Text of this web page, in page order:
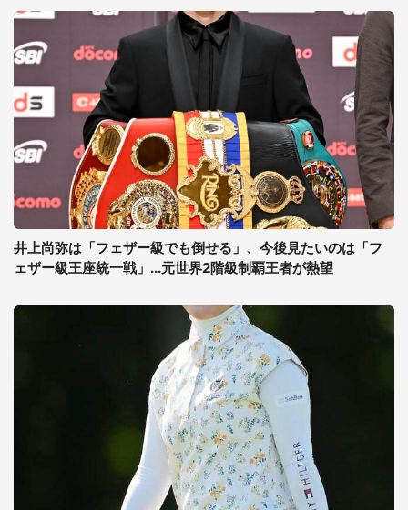
井上尚弥は「フェザー級でも倒せる」、今後見たいのは「フ
ェザー級王座統一戦」...元世界2階級制覇王者が熱望